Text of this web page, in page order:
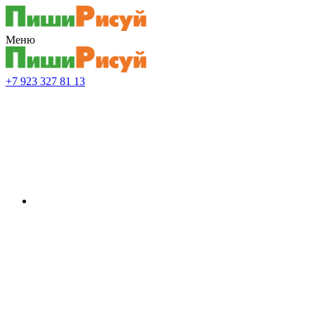
Меню
+7 923 327 81 13